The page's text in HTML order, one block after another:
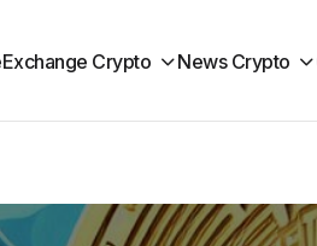
Exchange Crypto News Crypto